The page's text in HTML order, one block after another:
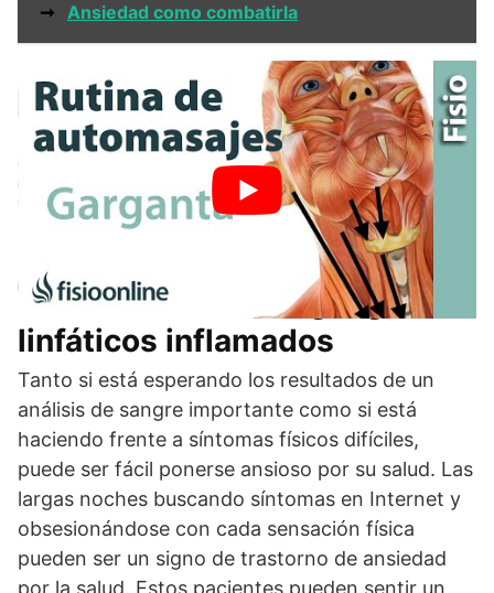
➞ Ansiedad como combatirla
Tratamiento de los ganglios
linfáticos inflamados
Tanto si está esperando los resultados de un
análisis de sangre importante como si está
haciendo frente a síntomas físicos difíciles,
puede ser fácil ponerse ansioso por su salud. Las
largas noches buscando síntomas en Internet y
obsesionándose con cada sensación física
pueden ser un signo de trastorno de ansiedad
por la salud. Estos pacientes pueden sentir un